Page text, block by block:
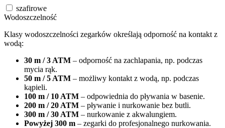
szafirowe
Wodoszczelność
Klasy wodoszczelności zegarków określają odporność na kontakt z
wodą:
30 m / 3 ATM – odporność na zachlapania, np. podczas
mycia rąk.
50 m / 5 ATM – możliwy kontakt z wodą, np. podczas
kąpieli.
100 m / 10 ATM – odpowiednia do pływania w basenie.
200 m / 20 ATM – pływanie i nurkowanie bez butli.
300 m / 30 ATM – nurkowanie z akwalungiem.
Powyżej 300 m – zegarki do profesjonalnego nurkowania.